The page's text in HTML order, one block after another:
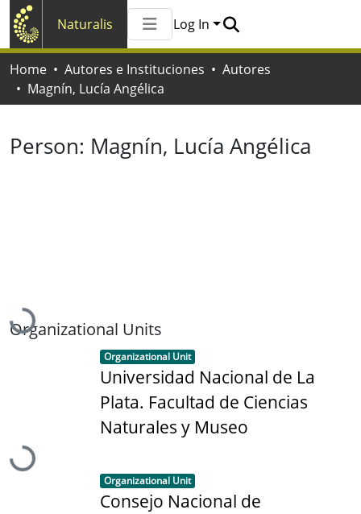
Naturalis
All of Naturalis
Statistics
Log In
Home Autores e Instituciones
Autores
Magnín, Lucía Angélica
Person: Magnín, Lucía Angélica
Loading...
Organizational Units
Loading...
Item type:
Organizational Unit ,
Universidad Nacional de La
Plata. Facultad de Ciencias
Naturales y Museo
Item type:
Organizational Unit ,
Consejo Nacional de